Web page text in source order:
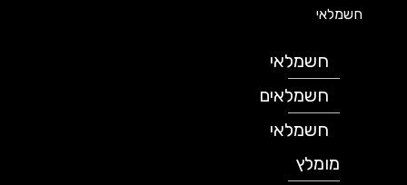
חשמלאי
חשמלאי
חשמלאים
חשמלאי
מומלץ